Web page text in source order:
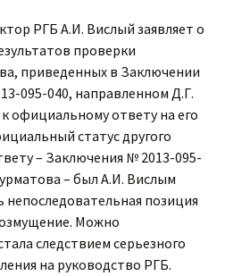
РГБ А.И. Вислый заявляет о
проверки
приведенных в Заключении
095-040, направленном Д.Г.
официальному ответу на его
статус другого
– Заключения № 2013-095-
– был А.И. Вислым
непоследовательная позиция
Можно
следствием серьезного
на руководство РГБ.